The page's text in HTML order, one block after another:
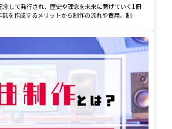
念して発行され、歴史や理念を未来に繋げていく1冊
誌を作成するメリットから制作の流れや費用、制作